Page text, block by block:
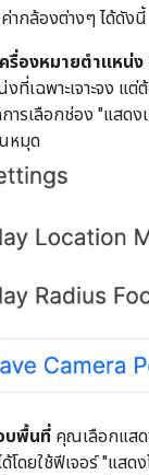
กล้องต่างๆ ได้ดังนี้
รื่องหมายตำแหน่ง
ที่เฉพาะเจาะจง แ
ารเลือกช่อง "แสดง
หมุด
บพื้นที่ คุณเลือกแส
ได้โดยใช้ฟีเจอร์ "แส